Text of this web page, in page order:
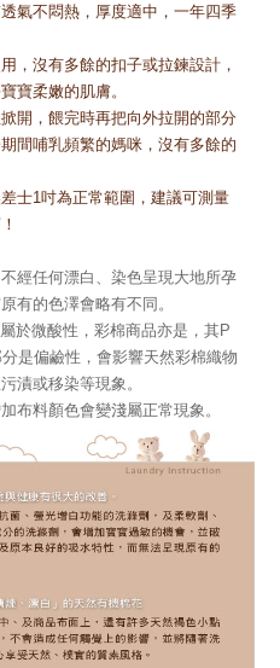
氣不悶熱，厚度適中，一年四季
，沒有多餘的扣子或拉鍊設計，
寶柔嫩的肌膚。
開，餵完時再把向外拉開的部分
間哺乳頻繁的媽咪，沒有多餘的
士1吋為正常範圍，建議可測量
經任何漂白、染色呈現大地所孕
有的色澤會略有不同。
於微酸性，彩棉商品亦是，其P
是偏鹼性，會影響天然彩棉織物
漬或移染等現象。
布料顏色會變淺屬正常現象。